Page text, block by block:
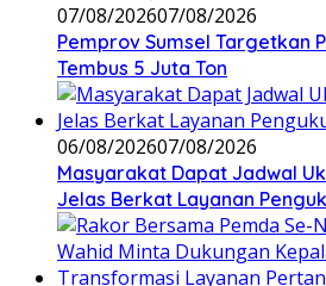
07/08/202607/08/2026
Pemprov Sumsel Targetkan
Tembus 5 Juta Ton
06/08/202607/08/2026
Masyarakat Dapat Jadwal
Jelas Berkat Layanan